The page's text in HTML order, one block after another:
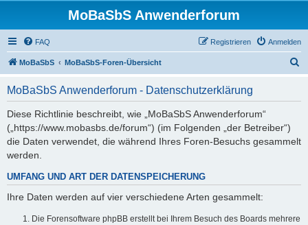
MoBaSbS Anwenderforum
FAQ Anmelden
Registrieren
MoBaSbS MoBaSbS-Foren-Übersicht
MoBaSbS Anwenderforum - Datenschutzerklärung
Diese Richtlinie beschreibt, wie „MoBaSbS Anwenderforum“
(„https://www.mobasbs.de/forum“) (im Folgenden „der Betreiber“)
die Daten verwendet, die während Ihres Foren-Besuchs gesammelt
werden.
UMFANG UND ART DER DATENSPEICHERUNG
Ihre Daten werden auf vier verschiedene Arten gesammelt:
Die Forensoftware phpBB erstellt bei Ihrem Besuch des Boards mehrere